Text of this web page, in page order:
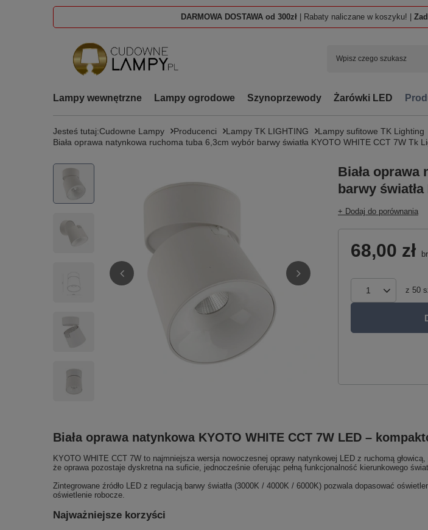
DARMOWA DOSTAWA od 300zł | Rabaty naliczane w koszyku! |
Lampy wewnętrzne Lampy ogrodowe Szynoprzewody Żarówki LED
Jesteś tutaj:Cudowne Lampy Producenci Lampy TK LIGHTING
Lampy sufitowe TK Lighting
Biała oprawa natynkowa ruchoma tuba 6,3cm wybór barwy światła KYOTO WHITE CCT 7W Tk
Biała
barwy
+ Dodaj do porównania
68,00 zł
z 50
Biała oprawa natynkowa KYOTO WHITE CCT 7W LED –
KYOTO WHITE CCT 7W to najmniejsza wersja nowoczesnej oprawy natynkowej LED z ruchomą
że oprawa pozostaje dyskretna na suficie, jednocześnie oferując pełną funkcjonalność kierunkowego
Zintegrowane źródło LED z regulacją barwy światła (3000K / 4000K / 6000K) pozwala dopasować
oświetlenie robocze.
Najważniejsze korzyści